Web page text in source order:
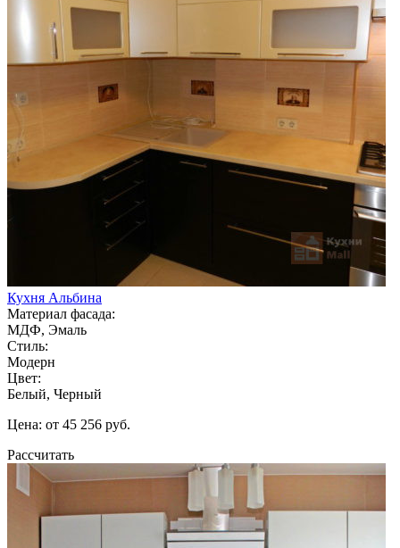
Кухня Альбина
Материал фасада:
МДФ, Эмаль
Стиль:
Модерн
Цвет:
Белый, Черный
Цена: от 45 256 руб.
Рассчитать